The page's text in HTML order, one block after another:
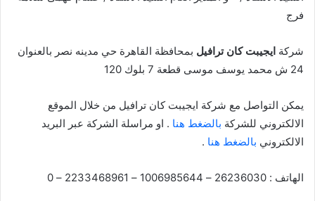
فرج
شركة ايجيبت كان ترافيل بمحافظة القاهرة حي مدينه نصر بالعنوان
24 ش محمد يوسف موسى قطعة 7 بلوك 120
يمكن التواصل مع شركة ايجيبت كان ترافيل من خلال الموقع
الالكتروني للشركة بالضغط هنا . او مراسلة الشركة عبر البريد
الالكتروني بالضغط هنا .
الهاتف : 26236030 – 1006985644 – 2233468961 – 0